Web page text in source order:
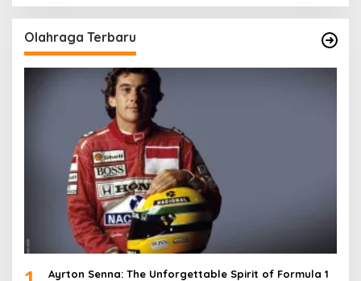
Olahraga Terbaru
Ayrton Senna: The Unforgettable Spirit of Formula 1